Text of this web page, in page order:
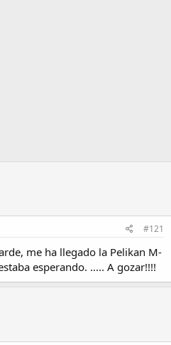
#121
me ha llegado la Pelikan M-
esperando. ..... A gozar!!!!